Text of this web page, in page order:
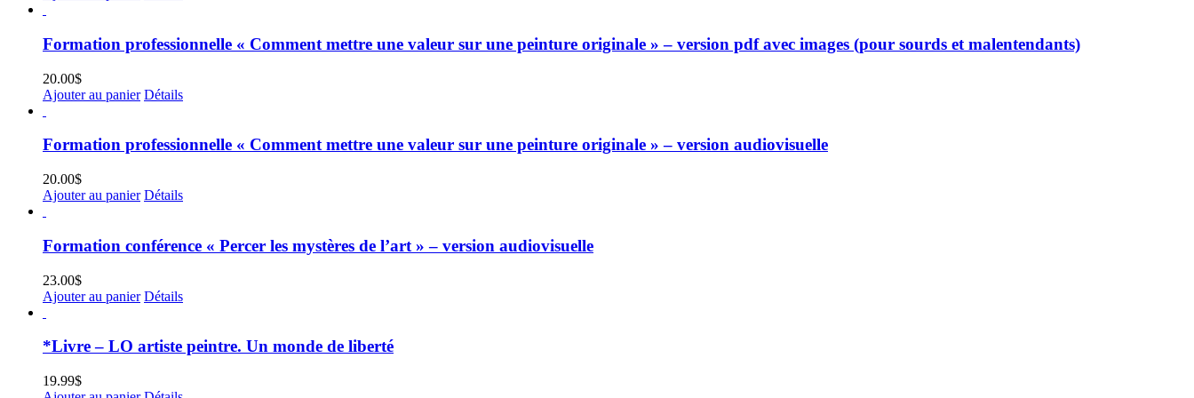
Formation professionnelle « Comment mettre une valeur sur une peinture originale » – version pdf avec images (pour sourds et malentendants)
20.00$
Ajouter au panier Détails
Formation professionnelle « Comment mettre une valeur sur une peinture originale » – version audiovisuelle
20.00$
Ajouter au panier Détails
Formation conférence « Percer les mystères de l’art » – version audiovisuelle
23.00$
Ajouter au panier Détails
*Livre – LO artiste peintre. Un monde de liberté
19.99$